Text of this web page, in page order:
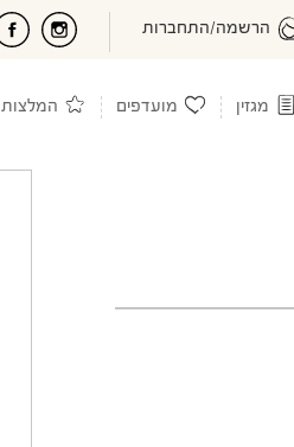
הרשמה/התחברות
מגזין מועדפים המלצות